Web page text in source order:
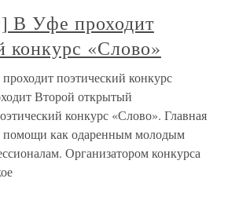
В Уфе проходит
конкурс «Слово»
поэтический конкурс
Второй открытый
конкурс «Слово». Главная
помощи как одаренным молодым
Организатором конкурса